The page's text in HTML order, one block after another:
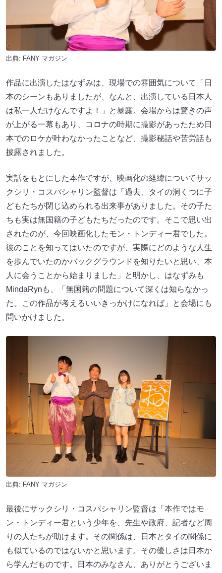
出典: FANY マガジン
作品に出演したはなずみは、現場での雰囲気について「日
本のシーンもありましたが、なんと、出演している日本人
は私一人だけなんですよ！」と暴露。会場からは驚きの声
が上がる一幕もあり、コロナの時期に撮影があったため日
本でのロケが叶わなかったことなど、撮影秘話や苦労話も
披露されました。
実話をもとにした本作ですが、映画化の経緯についてサッ
クシリ・コスパシャリン監督は「過去、タイの洞くつに子
どもたちが閉じ込められる出来事がありました。その子た
ちも実は無国籍の子どもたちだったのです。そこで思い出
されたのが、今回映画化したモン・トンディー君でした。
彼のことを知ってはいたのですが、実際にどのような人生
を歩んでいたのかバックグラウンドを知りたいと思い、本
人に会うことから始まりました」と明かし、はなずみも
MindaRynも、「無国籍の問題について深くは知らなかっ
た。この作品が考えるいいきっかけになれば」と会場にも
問いかけました。
出典: FANY マガジン
最後にサックシリ・コスパシャリン監督は「本作ではモ
ン・トンディー君という少年を、先生や政府、記者など周
りの人たちが助けます。その関係は、日本とタイの関係に
も似ているのではないかと思います。その優しさは日本か
ら学んだものです。日本のみなさん、ありがとうございま